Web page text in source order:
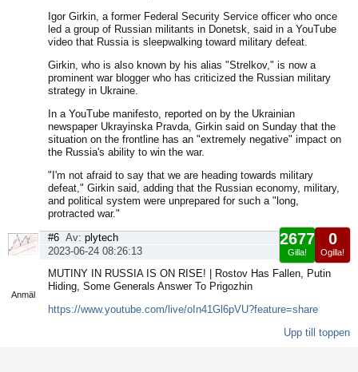
Igor Girkin, a former Federal Security Service officer who once
led a group of Russian militants in Donetsk, said in a YouTube
video that Russia is sleepwalking toward military defeat.
Girkin, who is also known by his alias "Strelkov," is now a
prominent war blogger who has criticized the Russian military
strategy in Ukraine.
In a YouTube manifesto, reported on by the Ukrainian
newspaper Ukrayinska Pravda, Girkin said on Sunday that the
situation on the frontline has an "extremely negative" impact on
the Russia's ability to win the war.
"I'm not afraid to say that we are heading towards military
defeat," Girkin said, adding that the Russian economy, military,
and political system were unprepared for such a "long,
protracted war."
Anmäl
0
Ogilla!
2677
Gilla!
#6 Av: plytech
2023-06-24 08:26:13
MUTINY IN RUSSIA IS ON RISE! | Rostov Has Fallen, Putin
Hiding, Some Generals Answer To Prigozhin
https://www.youtube.com/live/oIn41Gl6pVU?feature=share
Upp till toppen